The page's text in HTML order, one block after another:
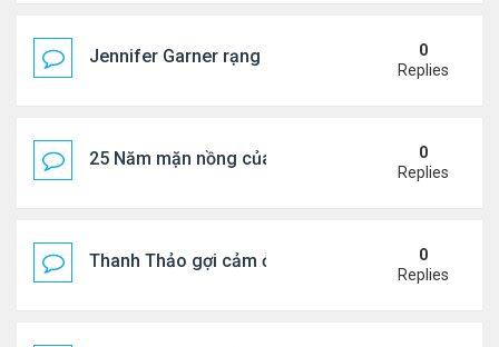
Jennifer Garner rạng rỡ bên bạn trai kém 6 tuổi
0
Replies
25 Năm mặn nồng của 'Điệp viên 007'
0
Replies
Thanh Thảo gợi cảm ở tuổi 49
0
Replies